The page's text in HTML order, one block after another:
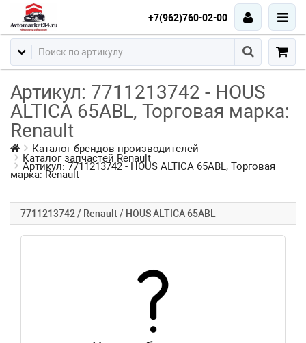
+7(962)760-02-00
Артикул: 7711213742 - HOUS
ALTICA 65ABL, Торговая марка:
Renault
Каталог брендов-производителей
Каталог запчастей Renault
Артикул: 7711213742 - HOUS ALTICA 65ABL, Торговая
марка: Renault
7711213742 / Renault / HOUS ALTICA 65ABL